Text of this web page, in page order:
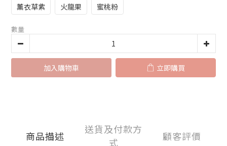
薰衣草紫
火龍果 蜜桃粉
數量
加入購物車 立即購買
商品描述
送貨及付款方
式
顧客評價